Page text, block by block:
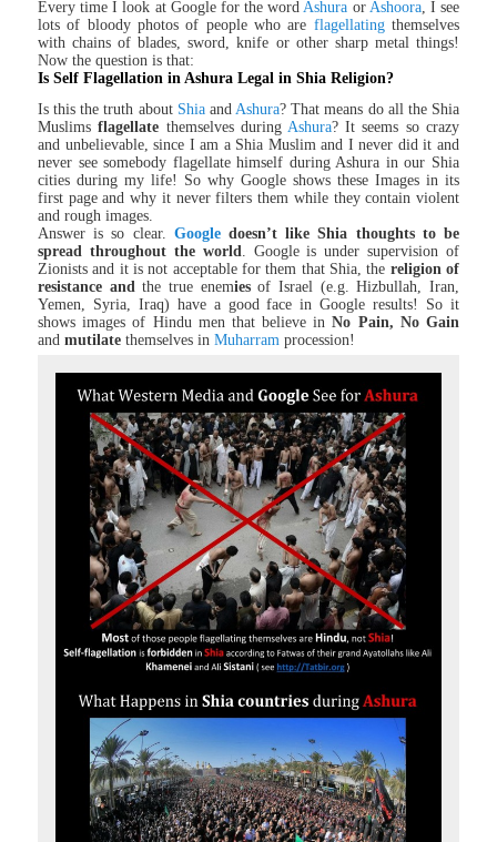
Every time I look at Google for the wordAshura or Ashoora, I see
lots of bloody photos of people who are flagellatingthemselves
with chains of blades, sword, knife or other sharp metal things!
Now the question is that:
Is Self Flagellation in Ashura Legal in Shia Religion?
Is this the truth about Shiaand Ashura? That means do all the Shia
Muslimsflagellate themselves during Ashura? It seems so crazy
and unbelievable, since I am a Shia Muslim and I never did it and
never see somebody flagellate himself during Ashura in our Shia
cities during my life! So why Google shows these Images in its
first page and why it never filters them while they contain violent
and rough images.
Answer is so clear. Googledoesn’t like Shia thoughts to be
spread throughout the world . Google is under supervision of
Zionists and it is not acceptable for them that Shia, the religion of
resistance and the true enemiesof Israel (e.g. Hizbullah, Iran,
Yemen, Syria, Iraq) have a good face in Google results! So it
shows images of Hindu men that believe inNo Pain, No Gain
andmutilatethemselves inMuharram procession!